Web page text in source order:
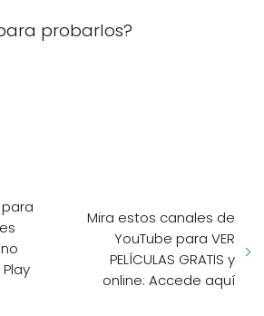
probarlos?
para
Mira estos canales de
YouTube para VER
PELÍCULAS GRATIS y
online: Accede aquí